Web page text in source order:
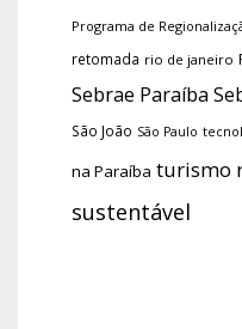
Programa de
retomada rio de janeiro
Sebrae Paraíba
São João São Paulo
na Paraíba turismo
sustentável